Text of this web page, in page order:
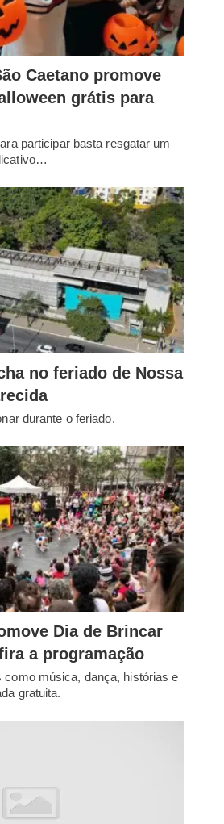
Caetano promove
grátis para
participar basta resgatar um
no feriado de Nossa
durante o feriado.
Dia de Brincar
a programação
como música, dança, histórias e
gratuita.